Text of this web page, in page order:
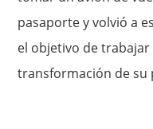
pasaporte y volvió a
el objetivo de
transformación de su